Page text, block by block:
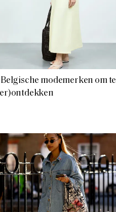
Belgische modemerken om te